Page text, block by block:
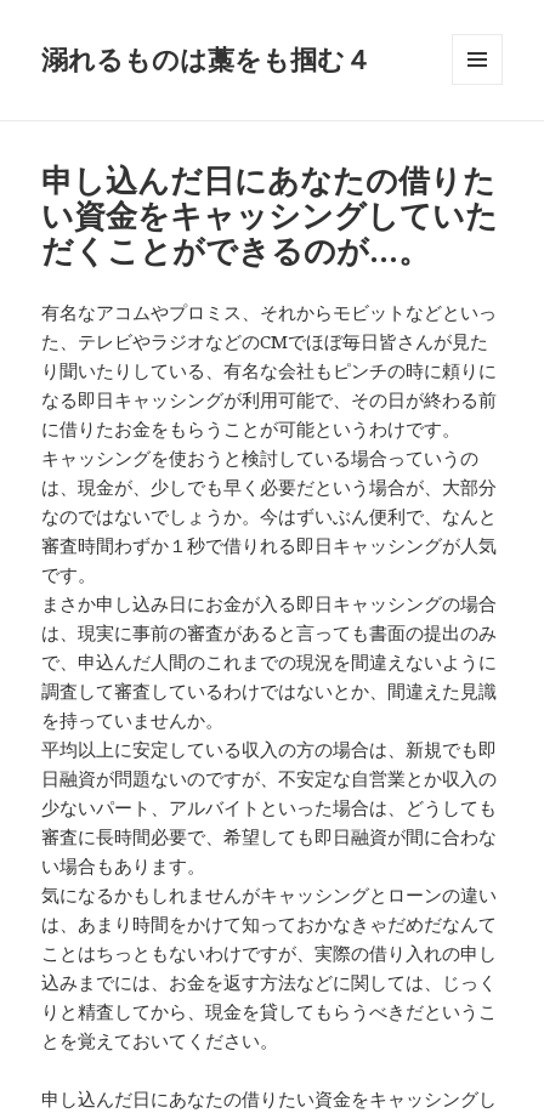
溺れるものは藁をも掴む４
申し込んだ日にあなたの借りた
い資金をキャッシングしていた
だくことができるのが…。
有名なアコムやプロミス、それからモビットなどといっ
た、テレビやラジオなどのCMでほぼ毎日皆さんが見た
り聞いたりしている、有名な会社もピンチの時に頼りに
なる即日キャッシングが利用可能で、その日が終わる前
に借りたお金をもらうことが可能というわけです。
キャッシングを使おうと検討している場合っていうの
は、現金が、少しでも早く必要だという場合が、大部分
なのではないでしょうか。今はずいぶん便利で、なんと
審査時間わずか１秒で借りれる即日キャッシングが人気
です。
まさか申し込み日にお金が入る即日キャッシングの場合
は、現実に事前の審査があると言っても書面の提出のみ
で、申込んだ人間のこれまでの現況を間違えないように
調査して審査しているわけではないとか、間違えた見識
を持っていませんか。
平均以上に安定している収入の方の場合は、新規でも即
日融資が問題ないのですが、不安定な自営業とか収入の
少ないパート、アルバイトといった場合は、どうしても
審査に長時間必要で、希望しても即日融資が間に合わな
い場合もあります。
気になるかもしれませんがキャッシングとローンの違い
は、あまり時間をかけて知っておかなきゃだめだなんて
ことはちっともないわけですが、実際の借り入れの申し
込みまでには、お金を返す方法などに関しては、じっく
りと精査してから、現金を貸してもらうべきだというこ
とを覚えておいてください。
申し込んだ日にあなたの借りたい資金をキャッシングし